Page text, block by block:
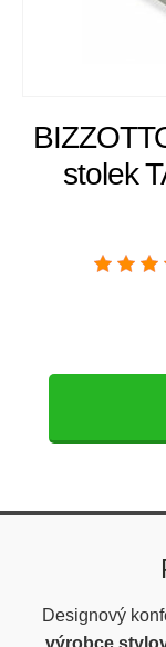
stolek
Designový
výrobce